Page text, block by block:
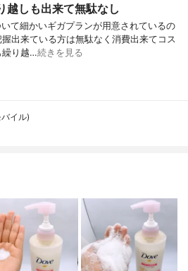
越しも出来て無駄なし
て細かいギガプランが用意されているの
出来ている方は無駄なく消費出来てコス
繰り越…続きを見る
イル)